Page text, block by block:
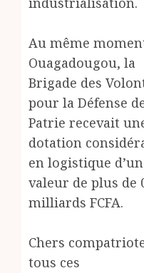
Au même
Ouagadougou, la
Brigade des
pour la Défense
Patrie recevait
dotation
en logistique
valeur de plus de
milliards FCFA.
Chers
tous ces